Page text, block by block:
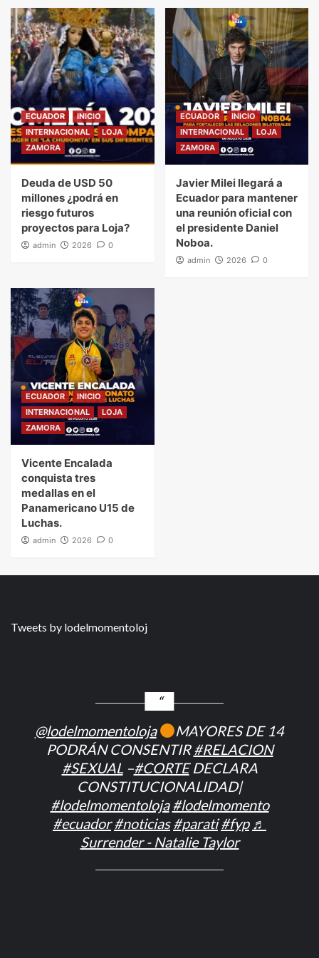
ECUADOR
INICIO
INTERNACIONAL
LOJA
ZAMORA
Deuda de USD 50
millones ¿podrá en
riesgo futuros
proyectos para Loja?
admin 2026 0
ECUADOR
INICIO
INTERNACIONAL
LOJA
ZAMORA
Javier Milei llegará a
Ecuador para mantener
una reunión oficial con
el presidente Daniel
Noboa.
admin 2026 0
ECUADOR
INICIO
INTERNACIONAL
LOJA
ZAMORA
Vicente Encalada
conquista tres
medallas en el
Panamericano U15 de
Luchas.
admin 2026 0
Tweets by lodelmomentoloj
@lodelmomentoloja
MAYORES DE 14
PODRÁN CONSENTIR#RELACION
#SEXUAL–#CORTEDECLARA
CONSTITUCIONALIDAD|
#lodelmomentoloja #lodelmomento
#ecuador #noticias #parati #fyp ♬
Surrender - Natalie Taylor